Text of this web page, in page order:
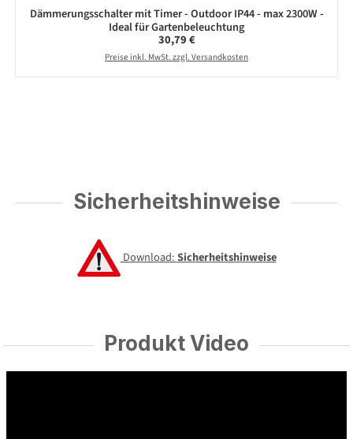
Dämmerungsschalter mit Timer - Outdoor IP44 - max 2300W -
Ideal für Gartenbeleuchtung
Regulärer Preis:
30,79 €
Preise inkl. MwSt. zzgl. Versandkosten
Sicherheitshinweise
Download:Sicherheitshinweise
Produkt Video